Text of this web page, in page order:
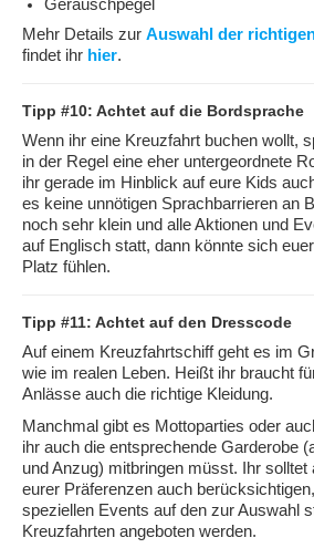
Geräuschpegel
Mehr Details zur Auswahl der
findet ihr hier.
Tipp #10: Achtet auf die Bordsprache
Wenn ihr eine Kreuzfahrt buchen wollt,
in der Regel eine eher untergeordnete
ihr gerade im Hinblick auf eure Kids
es keine unnötigen Sprachbarrieren an
noch sehr klein und alle Aktionen und
auf Englisch statt, dann könnte sich
Platz fühlen.
Tipp #11: Achtet auf den Dresscode
Auf einem Kreuzfahrtschiff geht es im
wie im realen Leben. Heißt ihr braucht
Anlässe auch die richtige Kleidung.
Manchmal gibt es Mottoparties oder
ihr auch die entsprechende Garderobe
und Anzug) mitbringen müsst. Ihr solltet
eurer Präferenzen auch
speziellen Events auf den zur Auswahl
Kreuzfahrten angeboten werden.